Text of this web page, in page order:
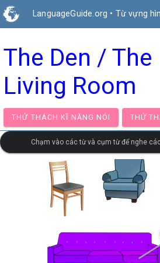
LanguageGuide.org • Từ vựng
The Den / The
Living Room
THỬ THÁCH KĨ NĂNG NÓI
Chạm vào các từ và cụm từ để nghe